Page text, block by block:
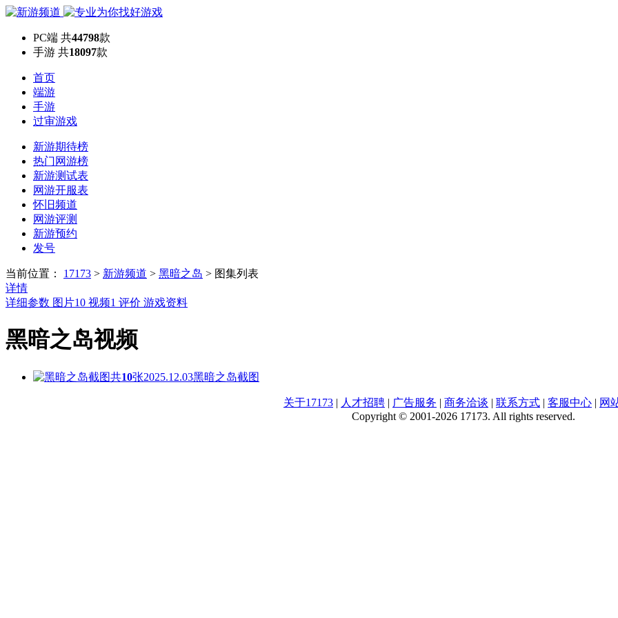
PC端 共44798款
手游 共18097款
首页
端游
手游
过审游戏
新游期待榜
热门网游榜
新游测试表
网游开服表
怀旧频道
网游评测
新游预约
发号
当前位置： 17173 > 新游频道 > 黑暗之岛 > 图集列表
详情
详细参数 图片10 视频1 评价 游戏资料
黑暗之岛视频
共10张2025.12.03黑暗之岛截图
关于17173 | 人才招聘 | 广告服务 | 商务洽谈 | 联系方式 | 客服中心 | 网
Copyright © 2001-2026 17173. All rights reserved.